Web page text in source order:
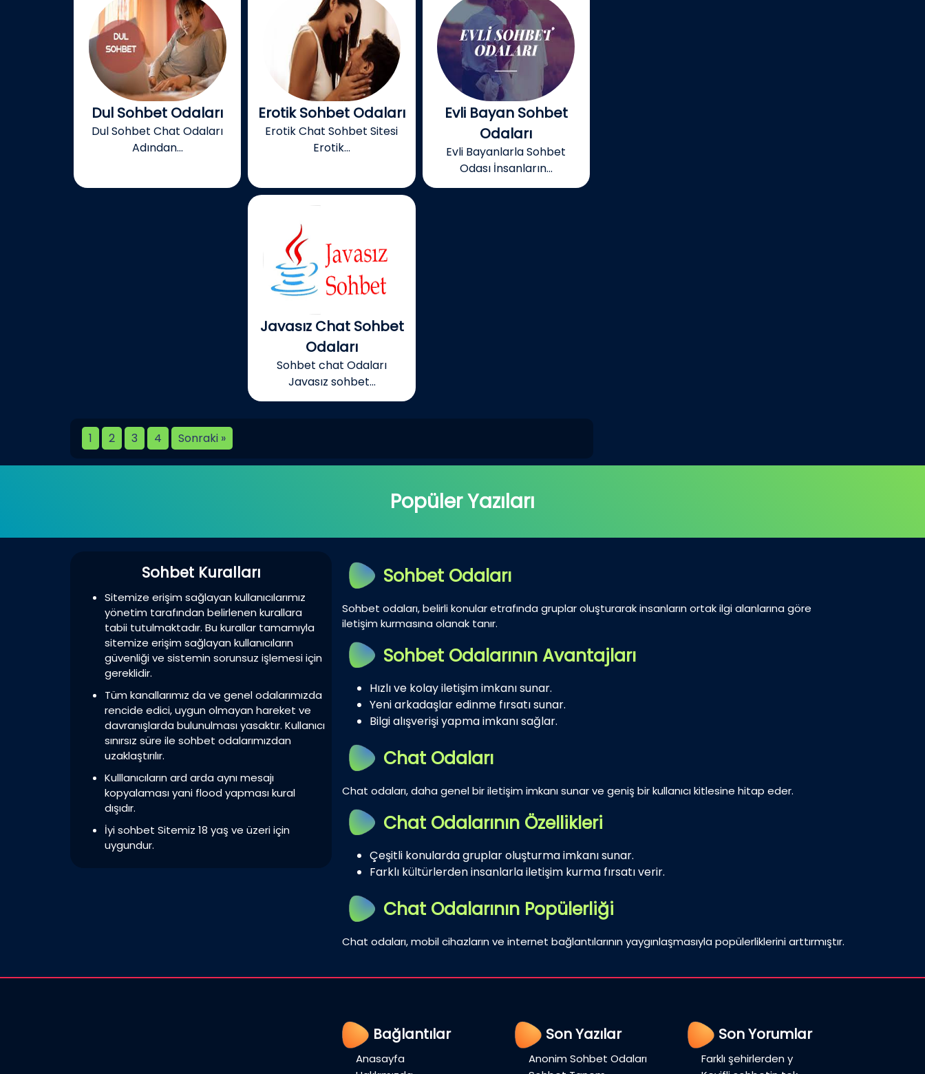
Dul Sohbet Odaları
Dul Sohbet Chat Odaları
Adından...
Erotik Sohbet Odaları
Erotik Chat Sohbet Sitesi
Erotik...
Evli Bayan Sohbet
Odaları
Evli Bayanlarla Sohbet
Odası İnsanların...
Javasız Chat Sohbet
Odaları
Sohbet chat Odaları
Javasız sohbet...
1 2 3 4 Sonraki »
Popüler Yazıları
Sohbet Kuralları
Sitemize erişim sağlayan kullanıcılarımız
yönetim tarafından belirlenen kurallara
tabii tutulmaktadır. Bu kurallar tamamıyla
sitemize erişim sağlayan kullanıcıların
güvenliği ve sistemin sorunsuz işlemesi için
gereklidir.
Tüm kanallarımız da ve genel odalarımızda
rencide edici, uygun olmayan hareket ve
davranışlarda bulunulması yasaktır. Kullanıcı
sınırsız süre ile sohbet odalarımızdan
uzaklaştırılır.
Kulllanıcıların ard arda aynı mesajı
kopyalaması yani flood yapması kural
dışıdır.
İyi sohbet Sitemiz 18 yaş ve üzeri için
uygundur.
Sohbet Odaları
Sohbet odaları, belirli konular etrafında gruplar oluşturarak insanların ortak ilgi alanlarına göre
iletişim kurmasına olanak tanır.
Sohbet Odalarının Avantajları
Hızlı ve kolay iletişim imkanı sunar.
Yeni arkadaşlar edinme fırsatı sunar.
Bilgi alışverişi yapma imkanı sağlar.
Chat Odaları
Chat odaları, daha genel bir iletişim imkanı sunar ve geniş bir kullanıcı kitlesine hitap eder.
Chat Odalarının Özellikleri
Çeşitli konularda gruplar oluşturma imkanı sunar.
Farklı kültürlerden insanlarla iletişim kurma fırsatı verir.
Chat Odalarının Popülerliği
Chat odaları, mobil cihazların ve internet bağlantılarının yaygınlaşmasıyla popülerliklerini arttırmıştır.
Bağlantılar
Anasayfa
Son Yazılar
Anonim Sohbet Odaları
Son Yorumlar
Farklı şehirlerden y